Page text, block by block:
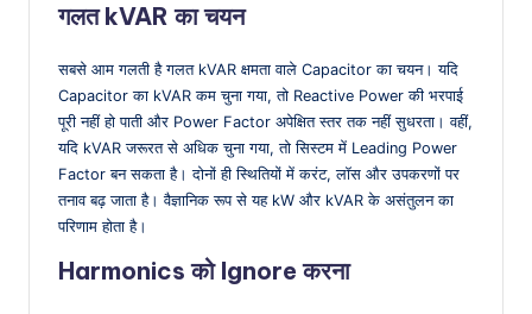
गलत kVAR का चयन
सबसे आम गलती है गलत kVAR क्षमता वाले Capacitor का चयन। यदि
Capacitor का kVAR कम चुना गया, तो Reactive Power की भरपाई
पूरी नहीं हो पाती और Power Factor अपेक्षित स्तर तक नहीं सुधरता। वहीं,
यदि kVAR जरूरत से अधिक चुना गया, तो सिस्टम में Leading Power
Factor बन सकता है। दोनों ही स्थितियों में करंट, लॉस और उपकरणों पर
तनाव बढ़ जाता है। वैज्ञानिक रूप से यह kW और kVAR के असंतुलन का
परिणाम होता है।
Harmonics को Ignore करना